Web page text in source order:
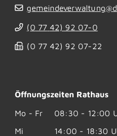
(0 77 42) 92 07-0
(0 77 42) 92 07-22
Öffnungszeiten Rathaus
Mo - Fr
08:30 - 12:00
Mi
14:00 - 18:30